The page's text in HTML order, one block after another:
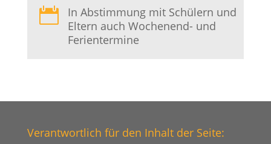

In Abstimmung mit Schülern und
Eltern auch Wochenend- und
Ferientermine
Verantwortlich für den Inhalt der Seite: